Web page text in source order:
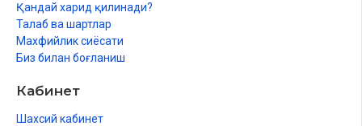
Қандай харид қилинади?
Талаб ва шартлар
Махфийлик сиёсати
Биз билан боғланиш
Кабинет
Шахсий кабинет